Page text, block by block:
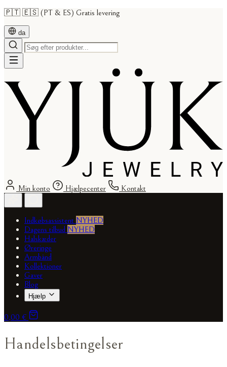
🇵🇹 🇪🇸 (PT & ES) Gratis levering
da
Min konto Hjælpecenter Kontakt
Indkøbsassistent NYHED
Dagens tilbud NYHED
Halskæder
Øreringe
Armbånd
Kollektioner
Gaver
Blog
Hjælp
0,00 €
Handelsbetingelser